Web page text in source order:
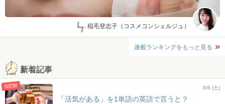
by: 稲毛登志子（コスメコンシェルジュ）
連載ランキングをもっと見る
新着記事
NEW 8/8 (土)
「活気がある」を1単語の英語で言うと？